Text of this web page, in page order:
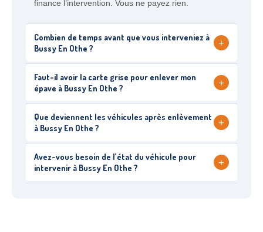
finance l’intervention. Vous ne payez rien.
Combien de temps avant que vous interveniez à
Bussy En Othe ?
+
Faut-il avoir la carte grise pour enlever mon
épave à Bussy En Othe ?
+
Que deviennent les véhicules après enlèvement
à Bussy En Othe ?
+
Avez-vous besoin de l’état du véhicule pour
intervenir à Bussy En Othe ?
+